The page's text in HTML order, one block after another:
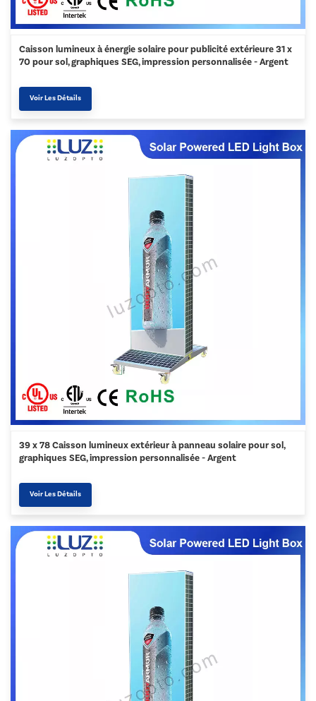
Caisson lumineux à énergie solaire pour publicité extérieure 31 x
70 pour sol, graphiques SEG, impression personnalisée - Argent
Voir Les Détails
39 x 78 Caisson lumineux extérieur à panneau solaire pour sol,
graphiques SEG, impression personnalisée - Argent
Voir Les Détails